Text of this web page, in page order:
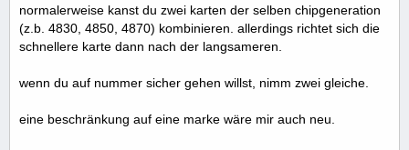
normalerweise kanst du zwei karten der selben chipgeneration
(z.b. 4830, 4850, 4870) kombinieren. allerdings richtet sich die
schnellere karte dann nach der langsameren.
wenn du auf nummer sicher gehen willst, nimm zwei gleiche.
eine beschränkung auf eine marke wäre mir auch neu.